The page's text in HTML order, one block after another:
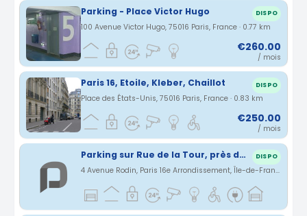
Parking - Place Victor Hugo DISPO
100 Avenue Victor Hugo, 75016 Paris, France · 0.77 km
€260.00
/ mois
Paris 16, Etoile, Kleber, Chaillot DISPO
Place des États-Unis, 75016 Paris, France · 0.83 km
€250.00
/ mois
Parking sur Rue de la Tour, près de l'avenue Georges Mendel. DISPO
4 Avenue Rodin, Paris 16e Arrondissement, Île-de-France, France · 0.84 km